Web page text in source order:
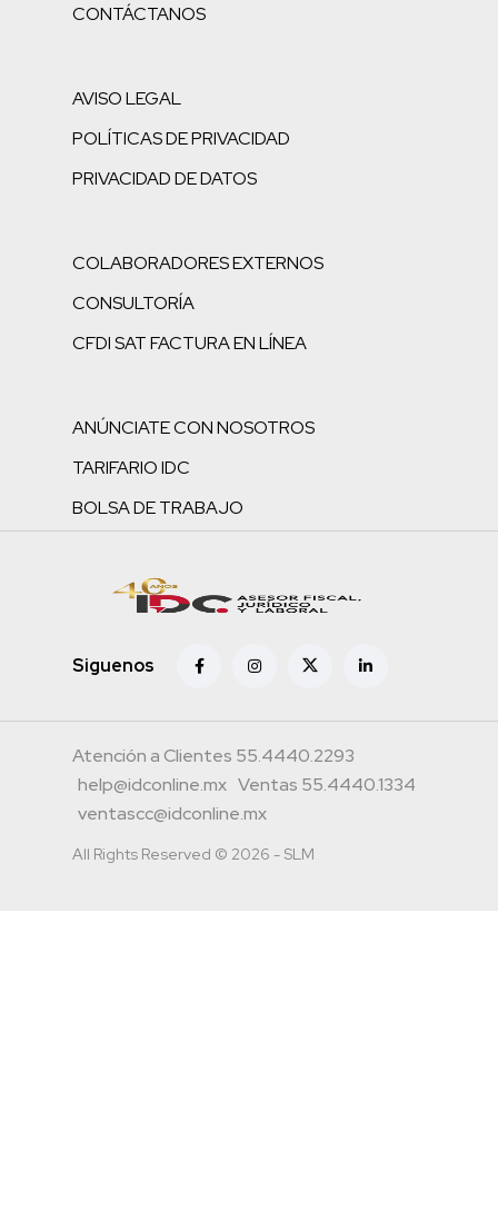
CONTÁCTANOS
AVISO LEGAL
POLÍTICAS DE PRIVACIDAD
PRIVACIDAD DE DATOS
COLABORADORES EXTERNOS
CONSULTORÍA
CFDI SAT FACTURA EN LÍNEA
ANÚNCIATE CON NOSOTROS
TARIFARIO IDC
BOLSA DE TRABAJO
Siguenos
Atención a Clientes 55.4440.2293
help@idconline.mx Ventas 55.4440.1334
ventascc@idconline.mx
All Rights Reserved © 2026 - SLM